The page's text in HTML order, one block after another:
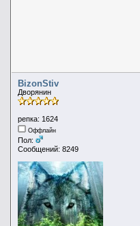
BizonStiv
Дворянин
репка: 1624
Оффлайн
Пол:
Сообщений: 8249